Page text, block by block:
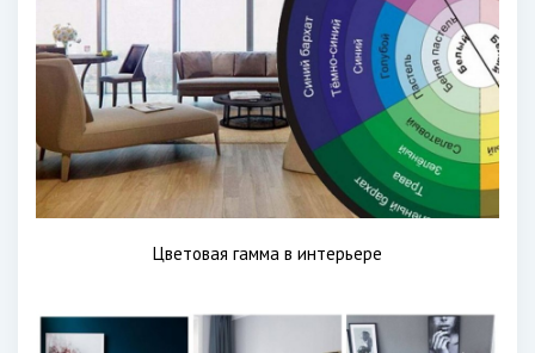
Цветовая гамма в интерьере